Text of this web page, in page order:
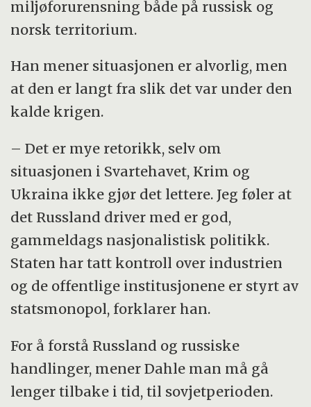
miljøforurensning både på russisk og
norsk territorium.
Han mener situasjonen er alvorlig, men
at den er langt fra slik det var under den
kalde krigen.
– Det er mye retorikk, selv om
situasjonen i Svartehavet, Krim og
Ukraina ikke gjør det lettere. Jeg føler at
det Russland driver med er god,
gammeldags nasjonalistisk politikk.
Staten har tatt kontroll over industrien
og de offentlige institusjonene er styrt av
statsmonopol, forklarer han.
For å forstå Russland og russiske
handlinger, mener Dahle man må gå
lenger tilbake i tid, til sovjetperioden.